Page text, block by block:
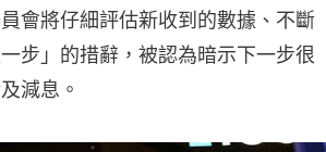
會將仔細評估新收到的數據、不斷
步」的措辭，被認為暗示下一步很
減息。